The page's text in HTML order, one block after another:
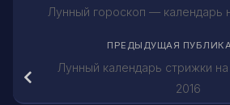
Лунный гороскоп — календарь
ПРЕДЫДУЩАЯ
Лунный календарь стрижки
2016